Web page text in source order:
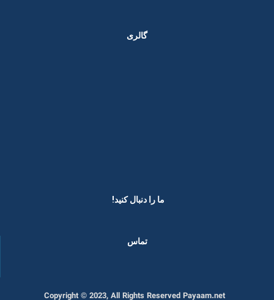
گالری
ما را دنبال کنید! ​
تماس
Copyright © 2023, All Rights Reserved Payaam.net